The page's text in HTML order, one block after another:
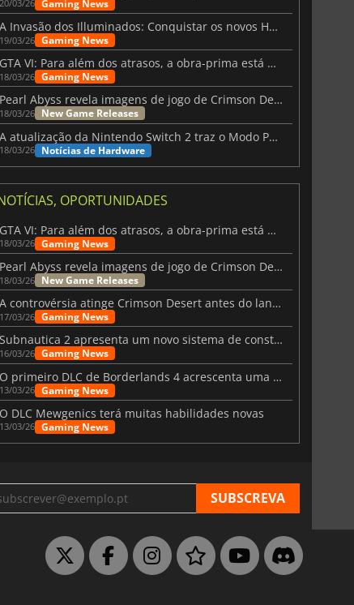
Intel 1700
20/03/26 Gaming News
A Invasão dos Illuminados: Conquistar os novos Helldivers 2 Atualização!
19/03/26 Gaming News
GTA VI: Para além dos atrasos, a obra-prima está quase a chegar
18/03/26 Gaming News
Pearl Abyss revela imagens de jogo de Crimson Desert para a PS5
18/03/26 New Game Releases
A atualização da Nintendo Switch 2 traz o Modo Portátil aos jogos mais antigos da Switch
18/03/26 Notícias de Hardware
OPORTUNIDADES
GTA VI: Para além dos atrasos, a obra-prima está quase a chegar
18/03/26 Gaming News
Pearl Abyss revela imagens de jogo de Crimson Desert para a PS5
18/03/26 New Game Releases
A controvérsia atinge Crimson Desert antes do lançamento
17/03/26 Gaming News
Subnautica 2 apresenta um novo sistema de construção de bases
16/03/26 Gaming News
O primeiro DLC de Borderlands 4 acrescenta uma nova personagem e muito mais
13/03/26 Gaming News
O DLC Mewgenics terá muitas habilidades novas
13/03/26 Gaming News